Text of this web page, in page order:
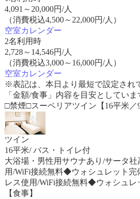
4,091 ～ 20,000円/人
（消費税込4,500～22,000円/人）
空室カレンダー
2名利用時
2,728～ 14,546円/人
（消費税込3,000～16,000円/人）
空室カレンダー
※表記は、本日より最短で設定され
「金額/食事」内容を目安としていま
□禁煙□スーペリアツイン【16平米／
ツイン
16平米/ バス・トイレ付
大浴場・男性用サウナあり/サータ
用/WiFi接続無料◆ウォシュレット完
レス使用/WiFi接続無料◆ウォシュレ
【食事】